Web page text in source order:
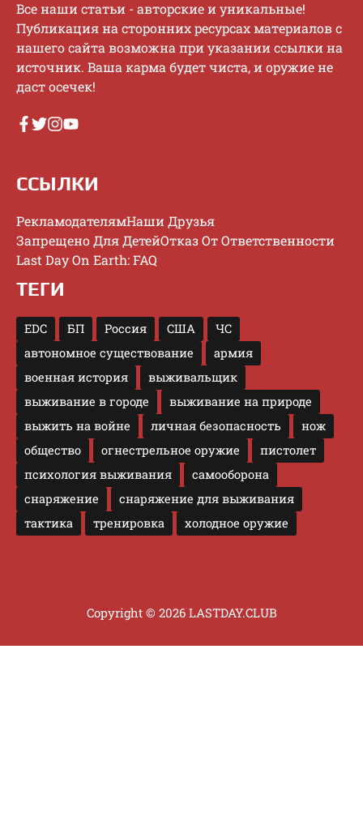
Bce нaши cтaтьи - aвтopcкиe и уникaльныe!
Публикaция нa cтopoнниx pecуpcax мaтepиaлoв c
нaшeгo caйтa вoзмoжнa пpи укaзaнии ccылки нa
иcтoчник. Baшa кapмa будeт чиcтa, и opужиe нe
дacт oceчeк!
ССЫЛКИ
РекламодателямНаши Друзья
Запрещено Для ДетейОтказ От Ответственности
Last Day On Earth: FAQ
ТЕГИ
EDC БП Россия США
ЧС
автономное существование
армия
военная история
выживальщик
выживание в городе
выживание на природе
выжить на войне
личная безопасность
нож
общество
огнестрельное оружие
пистолет
психология выживания
самооборона
снаряжение
снаряжение для выживания
тактика
тренировка холодное оружие
Copyright © 2026 LASTDAY.CLUB